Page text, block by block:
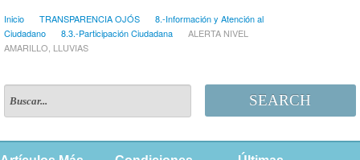
Inicio TRANSPARENCIA OJÓS
8.-Información y Atención al
Ciudadano
8.3.-Participación Ciudadana
ALERTA NIVEL
AMARILLO, LLUVIAS
SEARCH